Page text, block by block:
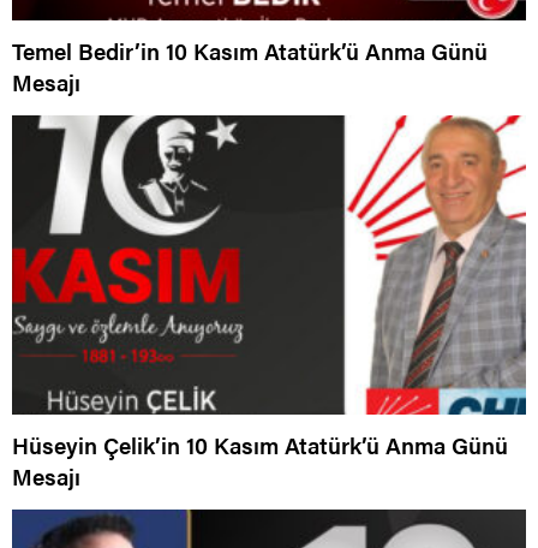
Temel Bedir’in 10 Kasım Atatürk’ü Anma Günü
Mesajı
Hüseyin Çelik’in 10 Kasım Atatürk’ü Anma Günü
Mesajı